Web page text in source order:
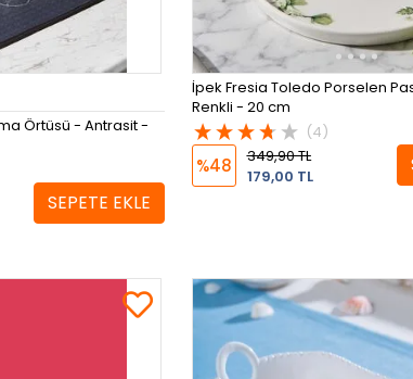
Örtüsü - Antrasit -
SEPETE EKLE
İpek Fresia Toledo Porselen
Renkli - 20 cm
(4)
%48
349,90 TL
179,00 TL